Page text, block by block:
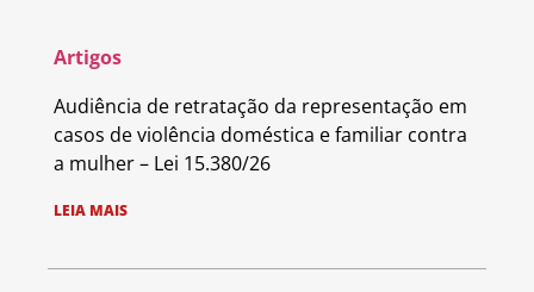
Artigos
Audiência de retratação da representação em
casos de violência doméstica e familiar contra
a mulher – Lei 15.380/26
LEIA MAIS